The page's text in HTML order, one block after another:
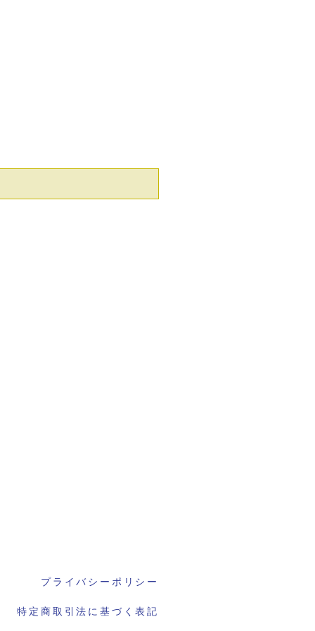
プライバシーポリシー
特定商取引法に基づく表記